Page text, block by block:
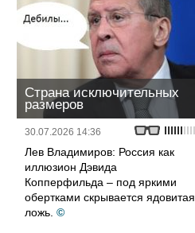
Страна исключительных
размеров
30.07.2026 14:36
Лев Владимиров: Россия как
иллюзион Дэвида
Копперфильда – под яркими
обертками скрывается ядовитая
ложь. ©